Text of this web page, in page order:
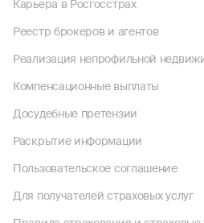
Карьера в Росгосстрах
Реестр брокеров и агентов
Реализация непрофильной
Компенсационные выплаты
Досудебные претензии
Раскрытие информации
Пользовательское соглашение
Для получателей страховых услуг